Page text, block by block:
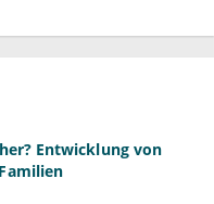
Entwicklung von